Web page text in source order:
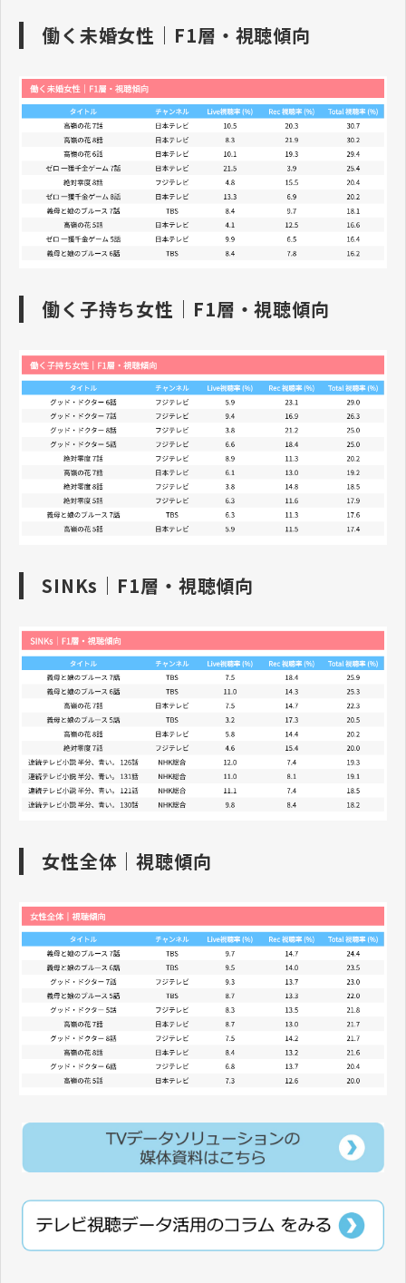
働く未婚女性｜F1層・視聴傾向
働く子持ち女性｜F1層・視聴傾向
SINKs｜F1層・視聴傾向
女性全体｜視聴傾向